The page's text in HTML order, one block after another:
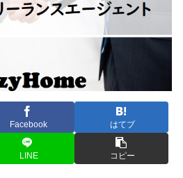
Facebook はてブ
LINE コピー